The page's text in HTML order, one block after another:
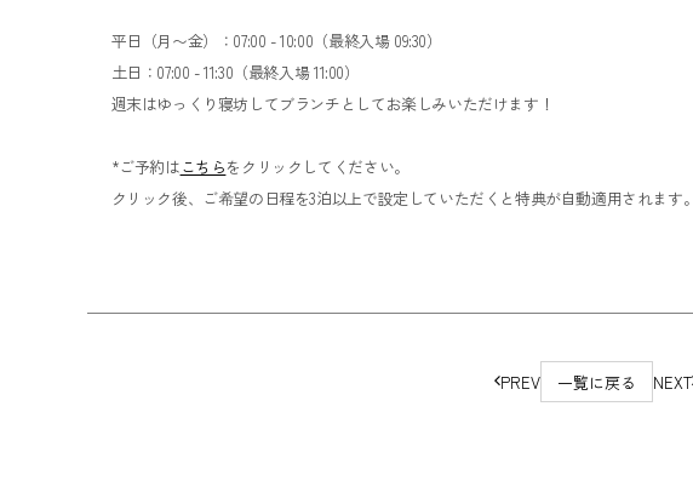
平日（月〜金）：07:00 - 10:00（最終入場 09:30）
土日：07:00 - 11:30（最終入場 11:00）
週末はゆっくり寝坊してブランチとしてお楽しみいただけます！
*ご予約はこちらをクリックしてください。
クリック後、ご希望の日程を3泊以上で設定していただくと特典が自動適用されます。
PREV 一覧に戻る NEXT